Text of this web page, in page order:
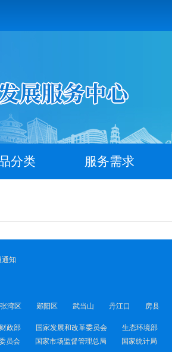
分类 服务需求
通知
张湾区 郧阳区 武当山 丹江口 房县
财政部 国家发展和改革委员会 生态环境部
员会 国家市场监督管理总局 国家统计局